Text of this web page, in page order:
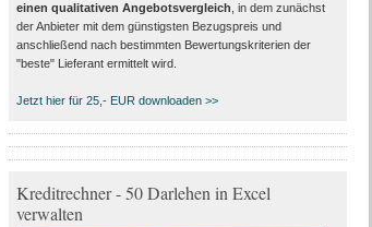
einen qualitativen Angebotsvergleich , in dem zunächst
der Anbieter mit dem günstigsten Bezugspreis und
anschließend nach bestimmten Bewertungskriterien der
"beste" Lieferant ermittelt wird.
Jetzt hier für 25,- EUR downloaden >>
Kreditrechner - 50 Darlehen in Excel
verwalten